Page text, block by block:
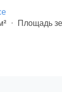
Площадь